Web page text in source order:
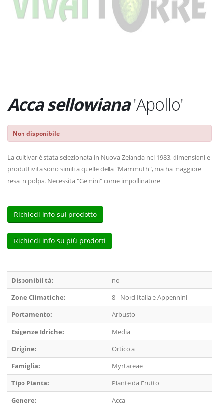
Acca sellowiana'Apollo'
Non disponibile
La cultivar è stata selezionata in Nuova Zelanda nel 1983, dimensioni e
produttività sono simili a quelle della "Mammuth", ma ha maggiore
resa in polpa. Necessita "Gemini" come impollinatore
Richiedi info sul prodotto
Richiedi info su più prodotti
Disponibilità:
no
Zone Climatiche:
8 - Nord Italia e Appennini
Portamento:
Arbusto
Esigenze Idriche:
Media
Origine:
Orticola
Famiglia:
Myrtaceae
Tipo Pianta:
Piante da Frutto
Genere:
Acca